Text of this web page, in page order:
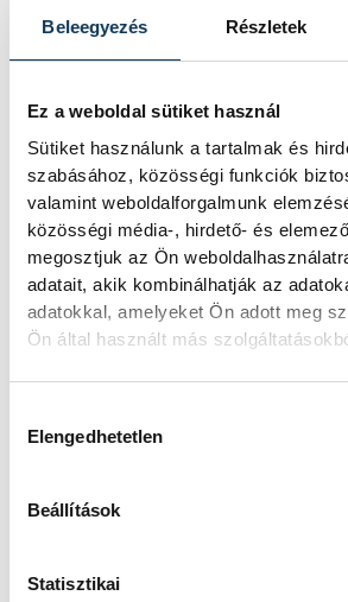
Beleegyezés Részletek
Ez a weboldal sütiket használ
Sütiket használunk a tartalmak és
szabásához, közösségi funkciók
valamint weboldalforgalmunk
közösségi média-, hirdető- és
megosztjuk az Ön
adatait, akik kombinálhatják az
adatokkal, amelyeket Ön adott meg
Ön által használt más
Elengedhetetlen
Beállítások
Statisztikai
adós a jó eredményekkel.
Eredmények: (a viadal
eredményközlő oldala
A szombati győztesek:
férfiak:
400 méter: Molnár Attila
1500 méter:
Szinte Bálint
gerelyhajítás
: Horváth